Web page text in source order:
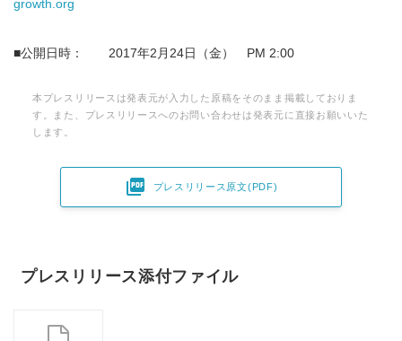
growth.org
■公開日時： 2017年2月24日（金） PM 2:00
本プレスリリースは発表元が入力した原稿をそのまま掲載しておりま
す。また、プレスリリースへのお問い合わせは発表元に直接お願いいた
します。
 プレスリリース原文(PDF)
プレスリリース添付ファイル